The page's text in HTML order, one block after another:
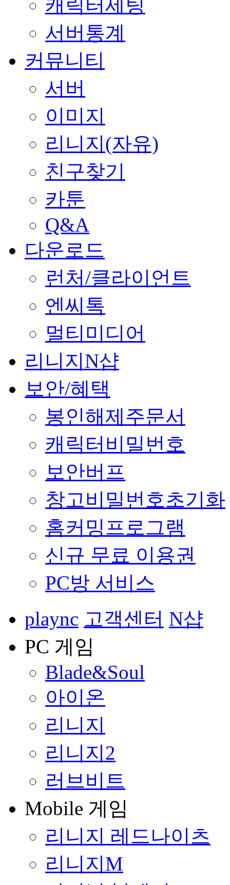
캐릭터세팅
서버통계
커뮤니티
서버
이미지
리니지(자유)
친구찾기
카툰
Q&A
다운로드
런처/클라이언트
엔씨톡
멀티미디어
리니지N샵
보안/혜택
봉인해제주문서
캐릭터비밀번호
보안버프
창고비밀번호초기화
홈커밍프로그램
신규 무료 이용권
PC방 서비스
plaync 고객센터 N샵
PC 게임
Blade&Soul
아이온
리니지
리니지2
러브비트
Mobile 게임
리니지 레드나이츠
리니지M